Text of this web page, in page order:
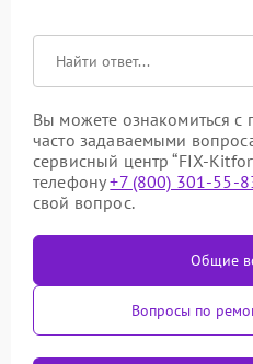
Вы можете ознакомиться
часто задаваемыми
сервисный центр “FIX-
телефону+7 (800) 301-55-
свой вопрос.
Общие
Вопросы по